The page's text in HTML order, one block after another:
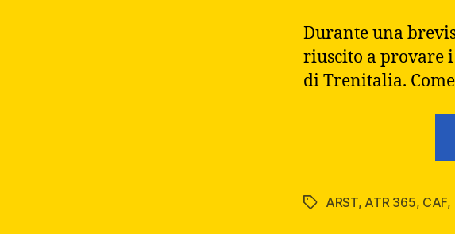
Durante una
riuscito a provare
di Trenitalia.
Tag ARST, ATR 365, CAF,